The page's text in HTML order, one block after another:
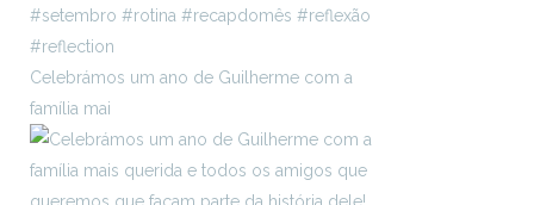
Celebrámos um ano de Guilherme com a
família mai